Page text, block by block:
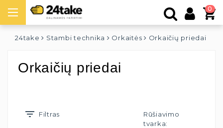
0
24take Stambi technika Orkaitės Orkaičių priedai
Orkaičių priedai
Filtras
Rūšiavimo
tvarka: